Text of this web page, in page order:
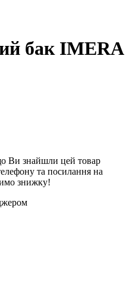
бак IMERA
Ви знайшли цей товар
та посилання на
знижку!